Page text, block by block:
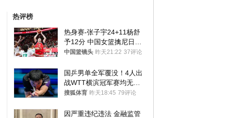
热评榜
热身赛-张子宇24+11杨舒
予12分 中国女篮擒尼日利
亚
中国篮镜头 昨天21:22 37评论
国乒男单全军覆没！4人出
战WTT横滨冠军赛均无缘
八强
搜狐体育 昨天18:45 79评论
因严重违纪违法 金融监管